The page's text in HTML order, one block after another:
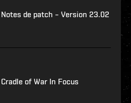
Notes de patch – Version 23.02
Cradle of War In Focus